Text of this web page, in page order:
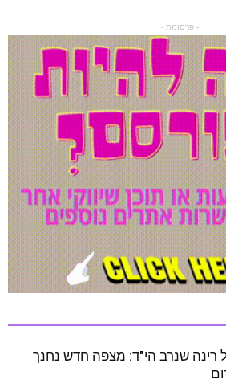
- פרסומת -
רינה שנרב הי"ד: מצפה חדש נחנך